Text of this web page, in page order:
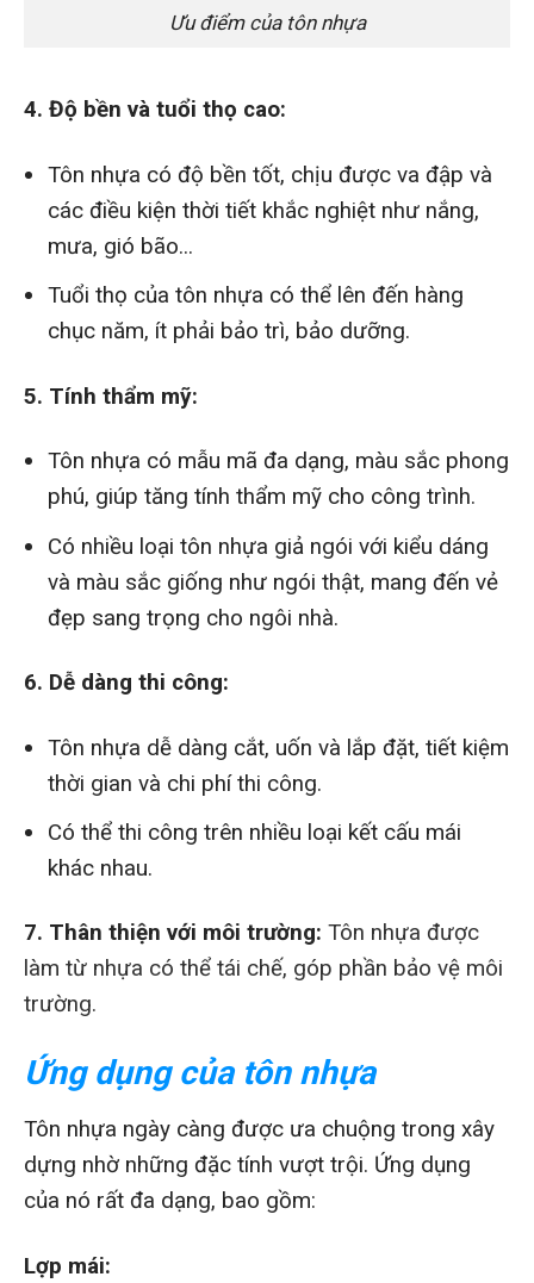
Ưu điểm của tôn nhựa
4. Độ bền và tuổi thọ cao:
Tôn nhựa có độ bền tốt, chịu được va đập và
các điều kiện thời tiết khắc nghiệt như nắng,
mưa, gió bão...
Tuổi thọ của tôn nhựa có thể lên đến hàng
chục năm, ít phải bảo trì, bảo dưỡng.
5. Tính thẩm mỹ:
Tôn nhựa có mẫu mã đa dạng, màu sắc phong
phú, giúp tăng tính thẩm mỹ cho công trình.
Có nhiều loại tôn nhựa giả ngói với kiểu dáng
và màu sắc giống như ngói thật, mang đến vẻ
đẹp sang trọng cho ngôi nhà.
6. Dễ dàng thi công:
Tôn nhựa dễ dàng cắt, uốn và lắp đặt, tiết kiệm
thời gian và chi phí thi công.
Có thể thi công trên nhiều loại kết cấu mái
khác nhau.
7. Thân thiện với môi trường: Tôn nhựa được
làm từ nhựa có thể tái chế, góp phần bảo vệ môi
trường.
Ứng dụng của tôn nhựa
Tôn nhựa ngày càng được ưa chuộng trong xây
dựng nhờ những đặc tính vượt trội. Ứng dụng
của nó rất đa dạng, bao gồm:
Lợp mái: